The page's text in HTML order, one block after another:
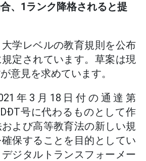
、1ランク降格されると提
学レベルの教育規則を公布
定されています。草案は現
意見を求めています。
年3月18日付の通達第
号に代わるものとして作
よび高等教育法の新しい規
保することを目的としてい
ジタルトランスフォーメー